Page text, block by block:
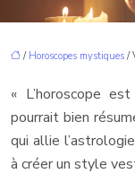
/ Horoscopes mystiques /
« L’horoscope
pourrait bien
qui allie
à créer un style